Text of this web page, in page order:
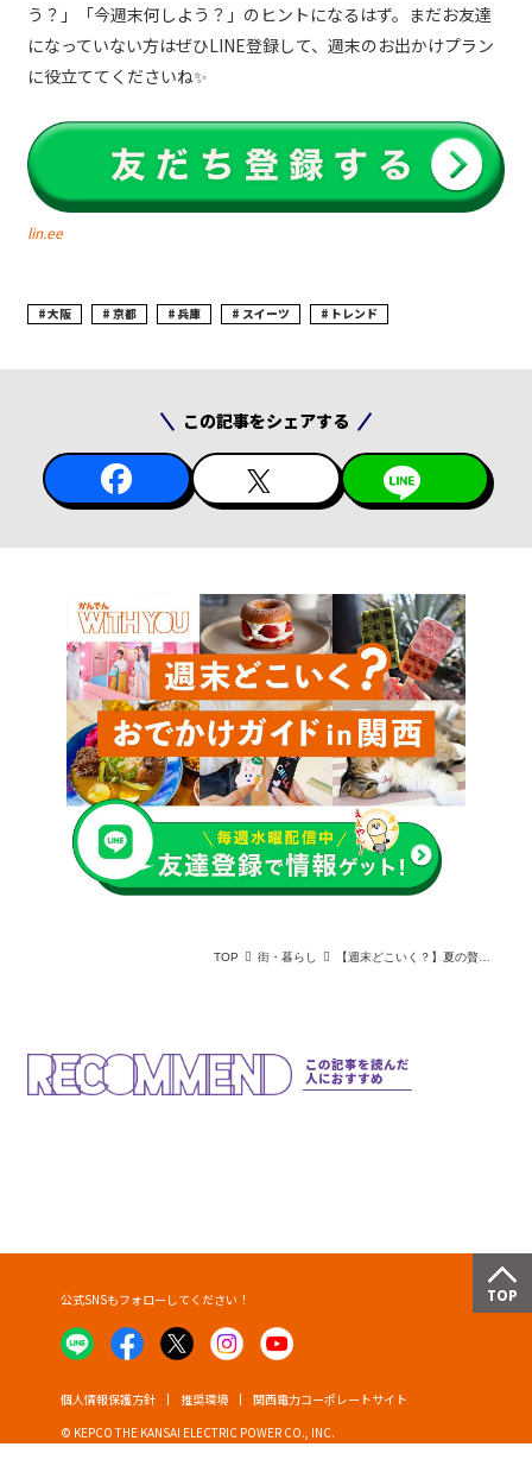
う？」「今週末何しよう？」のヒントになるはず。まだお友達
になっていない方はぜひLINE登録して、週末のお出かけプラン
に役立ててくださいね✨
lin.ee
大阪 京都 兵庫 スイーツ トレンド
この記事をシェアする
TOP 街・暮らし 【週末どこいく？】夏の贅沢スイーツ大集合！桃づくし催事や北海道展など最旬イベント3選
この記事を読んだ
人におすすめ
© KEPCO THE KANSAI ELECTRIC POWER CO., INC.
個人情報保護方針 推奨環境 関西電力コーポレートサイト
公式SNSもフォローしてください！